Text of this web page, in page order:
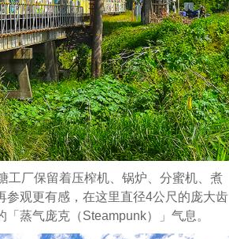
工厂保留着压榨机、锅炉、分蜜机、煮
观更有感，在这里直径4公尺的庞大齿
蒸气庞克（Steampunk）」气息。